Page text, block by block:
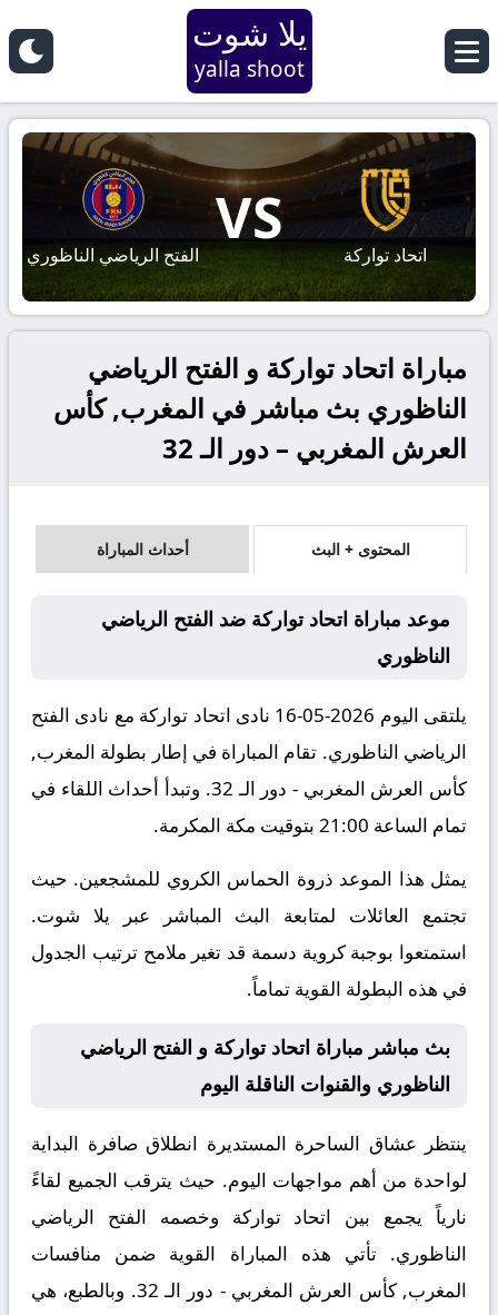
يلا شوت
yalla shoot
اتحاد تواركة
VS
الفتح الرياضي الناظوري
مباراة اتحاد تواركة و الفتح الرياضي
الناظوري بث مباشر في المغرب, كأس
العرش المغربي – دور الـ 32
المحتوى + البث أحداث المباراة
موعد مباراة اتحاد تواركة ضد الفتح الرياضي
الناظوري
يلتقى اليوم 2026-05-16 نادى اتحاد تواركة مع نادى الفتح
الرياضي الناظوري. تقام المباراة في إطار بطولة المغرب,
كأس العرش المغربي - دور الـ 32. وتبدأ أحداث اللقاء في
تمام الساعة 21:00 بتوقيت مكة المكرمة.
يمثل هذا الموعد ذروة الحماس الكروي للمشجعين. حيث
تجتمع العائلات لمتابعة البث المباشر عبر يلا شوت.
استمتعوا بوجبة كروية دسمة قد تغير ملامح ترتيب الجدول
في هذه البطولة القوية تماماً.
بث مباشر مباراة اتحاد تواركة و الفتح الرياضي
الناظوري والقنوات الناقلة اليوم
ينتظر عشاق الساحرة المستديرة انطلاق صافرة البداية
لواحدة من أهم مواجهات اليوم. حيث يترقب الجميع لقاءً
نارياً يجمع بين اتحاد تواركة وخصمه الفتح الرياضي
الناظوري. تأتي هذه المباراة القوية ضمن منافسات
المغرب, كأس العرش المغربي - دور الـ 32
. وبالطبع، هي